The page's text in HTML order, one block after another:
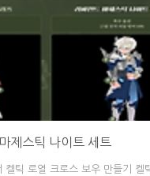
있습니다. 기아스 데버스테이션 써
제스틱 나이트 세트
켈틱 로열 크로스 보우 만들기 켈